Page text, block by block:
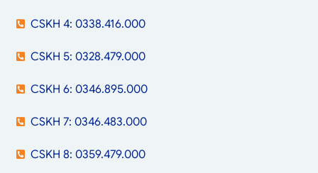
CSKH 4: 0338.416.000
CSKH 5: 0328.479.000
CSKH 6: 0346.895.000
CSKH 7: 0346.483.000
CSKH 8: 0359.479.000